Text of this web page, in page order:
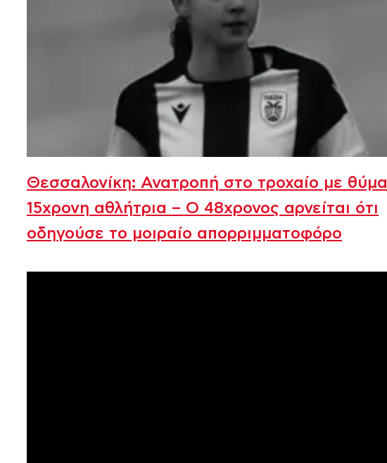
Θεσσαλονίκη: Ανατροπή στο τροχαίο με
15χρονη αθλήτρια – Ο 48χρονος αρνείται ότι
οδηγούσε το μοιραίο απορριμματοφόρο